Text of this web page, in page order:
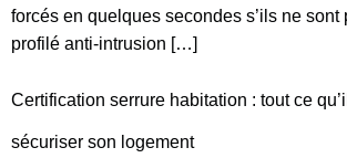
forcés en quelques secondes s’ils ne sont
profilé anti-intrusion […]
Certification serrure habitation : tout ce
sécuriser son logement